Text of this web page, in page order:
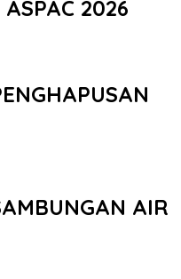
2026
AIR